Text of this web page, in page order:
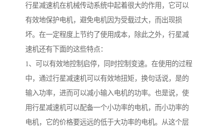
行星减速机在机械传动系统中起着很大的作用，它可以
有效地保护电机，避免电机因为受载过大，而出现损
坏。在一定程度上节约了使用成本，除此之外，行星减
速机还有下面的这些特点：
1、可以有效地控制启停，同时控制变速。在使用的过程
中，通过行星减速机可以有效地扭矩，换句话说，是的
输入功率，进而可以减小输入电机的功率。也是说，使
用行星减速机可以配备一个小功率的电机，而小功率的
电机，它的价格要远远的低于大功率的电机。从这个层